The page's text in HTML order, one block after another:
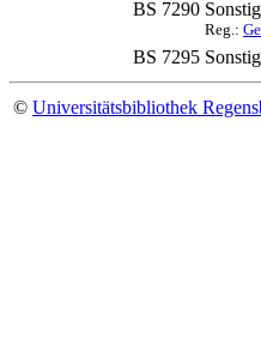
BS 7290
Reg.:
BS 7295
© Universitätsbibliothek